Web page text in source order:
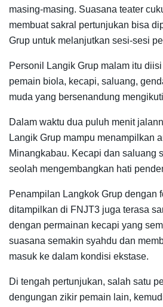
masing-masing. Suasana teater
membuat sakral pertunjukan bisa
Grup untuk melanjutkan sesi-sesi
Personil Langik Grup malam itu
pemain biola, kecapi, saluang,
muda yang bersenandung
Dalam waktu dua puluh menit
Langik Grup mampu menampilkan
Minangkabau. Kecapi dan saluang
seolah mengembangkan hati
Penampilan Langkok Grup dengan
ditampilkan di FNJT3 juga terasa
dengan permainan kecapi yang
suasana semakin syahdu dan
masuk ke dalam kondisi ekstase.
Di tengah pertunjukan, salah satu
dengungan zikir pemain lain,